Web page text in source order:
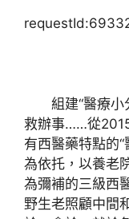
組建“醫療小
救辦事……從
有西醫藥特點的
為依托，以養老
為彌補的三級西
野生老照顧中間